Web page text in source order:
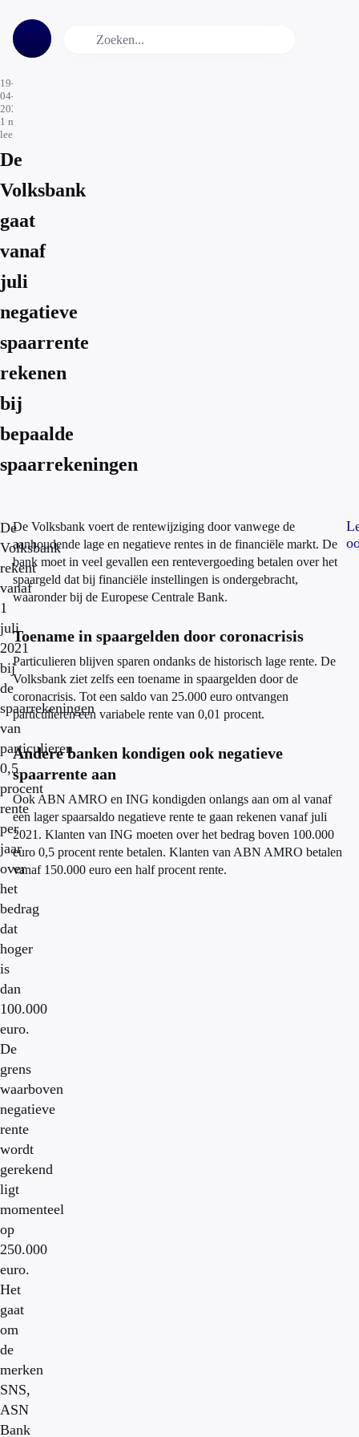
19-
04-
2021
1 min.
leestijd
De
Volksbank
gaat
vanaf
juli
negatieve
spaarrente
rekenen
bij
bepaalde
spaarrekeningen
De
Volksbank
rekent
vanaf
1
juli
2021
bij
de
spaarrekeningen
van
particulieren
0,5
procent
rente
per
jaar
over
het
bedrag
dat
hoger
is
dan
100.000
euro.
De
grens
waarboven
negatieve
rente
wordt
gerekend
ligt
momenteel
op
250.000
euro.
Het
gaat
om
de
merken
SNS,
ASN
Bank
De Volksbank voert de rentewijziging door vanwege de
aanhoudende lage en negatieve rentes in de financiële markt. De
bank moet in veel gevallen een rentevergoeding betalen over het
spaargeld dat bij financiële instellingen is ondergebracht,
waaronder bij de Europese Centrale Bank.
Toename in spaargelden door coronacrisis
Particulieren blijven sparen ondanks de historisch lage rente. De
Volksbank ziet zelfs een toename in spaargelden door de
coronacrisis. Tot een saldo van 25.000 euro ontvangen
particulieren een variabele rente van 0,01 procent.
Andere banken kondigen ook negatieve
spaarrente aan
Ook ABN AMRO en ING kondigden onlangs aan om al vanaf
een lager spaarsaldo negatieve rente te gaan rekenen vanaf juli
2021. Klanten van ING moeten over het bedrag boven 100.000
euro 0,5 procent rente betalen. Klanten van ABN AMRO betalen
vanaf 150.000 euro een half procent rente.